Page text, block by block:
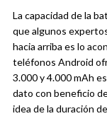
La capacidad de la
que algunos
hacia arriba es lo
teléfonos Android
3.000 y 4.000 mAh
dato con beneficio
idea de la duración